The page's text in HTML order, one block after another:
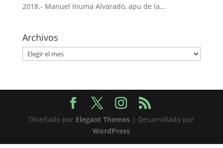
2018.- Manuel Inuma Alvarado, apu de la...
Archivos
Archivos
Diseñado por Elegant Themes| Desarrollado por
WordPress